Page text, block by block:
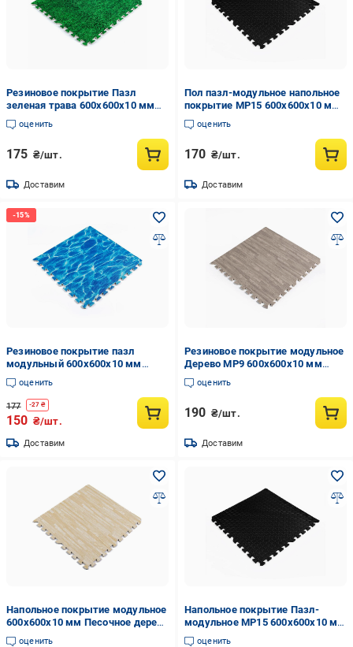
Резиновое покрытие Пазл
зеленая трава 600x600x10 мм
(SW-00000153)
оценить
175 ₴/шт.
Доставим
Пол пазл-модульное напольное
покрытие МР15 600x600x10 мм
Черный (SW-00001169)
оценить
170 ₴/шт.
Доставим
Резиновое покрытие пазл
модульный 600x600x10 мм
Океан (SW-00000141)
оценить
177 -27 ₴
150 ₴/шт.
Доставим
Резиновое покрытие модульное
Дерево МР9 600x600x10 мм
Серый (SW-00000209)
оценить
190 ₴/шт.
Доставим
Напольное покрытие модульное
600x600x10 мм Песочное дерево
(МР14 SW-00000648)
оценить
Напольное покрытие Пазл-
модульное МР15 600x600x10 мм
Черный (SW-00001169)
оценить